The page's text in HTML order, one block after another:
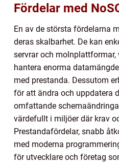
Fördelar med
En av de största fördelarna
deras skalbarhet. De kan
servrar och
hantera enorma
med prestanda. Dessutom
för att ändra och uppdatera
omfattande
värdefullt i miljöer där krav
Prestandafördelar, snabb
med moderna
för utvecklare och företag